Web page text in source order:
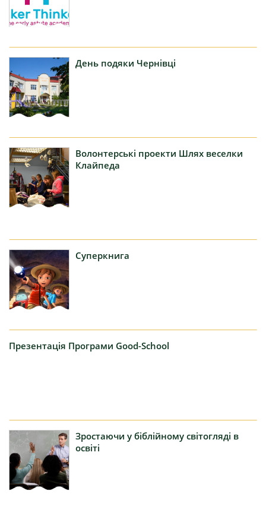
День подяки Чернівці
Волонтерські проекти Шлях веселки
Клайпеда
Суперкнига
Презентація Програми Good-School
Зростаючи у біблійному світогляді в
освіті